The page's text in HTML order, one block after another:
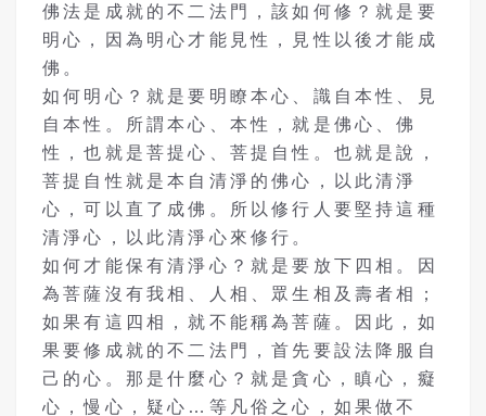
佛法是成就的不二法門，該如何修？就是要
明心，因為明心才能見性，見性以後才能成
佛。
如何明心？就是要明瞭本心、識自本性、見
自本性。所謂本心、本性，就是佛心、佛
性，也就是菩提心、菩提自性。也就是說，
菩提自性就是本自清淨的佛心，以此清淨
心，可以直了成佛。所以修行人要堅持這種
清淨心，以此清淨心來修行。
如何才能保有清淨心？就是要放下四相。因
為菩薩沒有我相、人相、眾生相及壽者相；
如果有這四相，就不能稱為菩薩。因此，如
果要修成就的不二法門，首先要設法降服自
己的心。那是什麼心？就是貪心，瞋心，癡
心，慢心，疑心…等凡俗之心，如果做不